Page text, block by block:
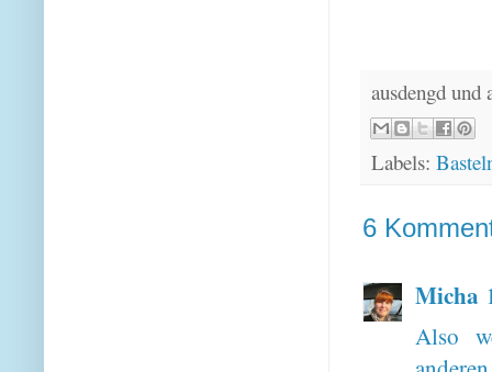
ausdengd
Labels:
6
Micha
Also